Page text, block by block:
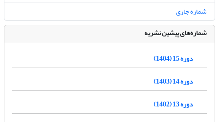
شماره جاری
شماره‌های پیشین نشریه
دوره 15 (1404)
دوره 14 (1403)
دوره 13 (1402)